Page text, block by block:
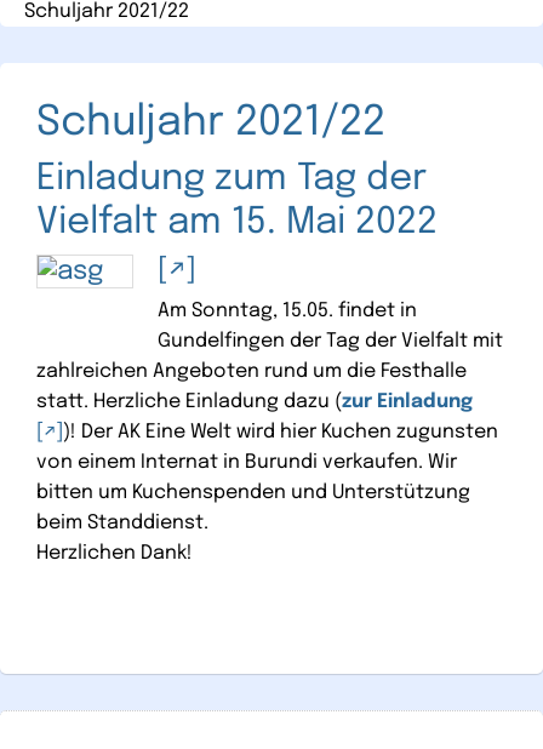
Schuljahr 2021/22
Schuljahr 2021/22
Einladung zum Tag der
Vielfalt am 15. Mai 2022
Am Sonntag, 15.05. findet in
Gundelfingen der Tag der Vielfalt mit
zahlreichen Angeboten rund um die Festhalle
statt. Herzliche Einladung dazu (zur Einladung
)! Der AK Eine Welt wird hier Kuchen zugunsten
von einem Internat in Burundi verkaufen. Wir
bitten um Kuchenspenden und Unterstützung
beim Standdienst.
Herzlichen Dank!